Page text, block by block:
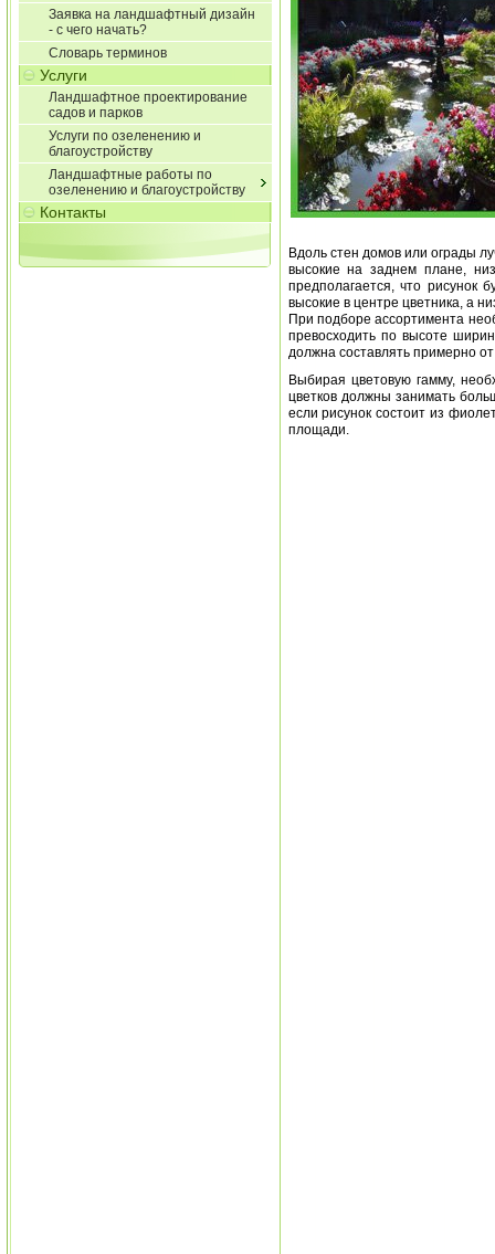
Заявка на ландшафтный дизайн
- с чего начать?
Словарь терминов
Услуги
Ландшафтное проектирование
садов и парков
Услуги по озеленению и
благоустройству
Ландшафтные работы по
озеленению и благоустройству
Контакты
Вдоль стен домов или ограды
высокие на заднем плане,
предполагается, что рисунок
высокие в центре цветника, а
При подборе ассортимента
превосходить по высоте
должна составлять примерно
Выбирая цветовую гамму,
цветков должны занимать
если рисунок состоит из
площади.